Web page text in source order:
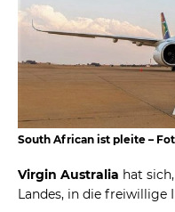
South African ist pleite –
Virgin Australia hat
Landes, in die freiwillige